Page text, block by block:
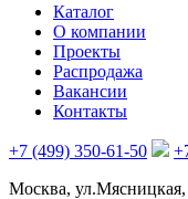
Каталог
О компании
Проекты
Распродажа
Вакансии
Контакты
+7 (499) 350-61-50
Москва, ул.Мясницкая,